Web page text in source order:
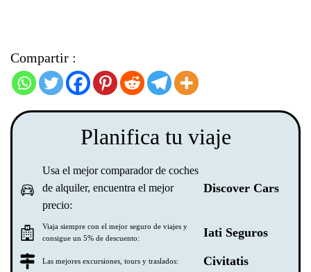
Compartir :
Planifica tu viaje
Usa el mejor comparador de coches
de alquiler, encuentra el mejor
precio:
Discover Cars
Viaja siempre con el mejor seguro de viajes y
consigue un 5% de descuento:
Iati Seguros
Las mejores excursiones, tours y traslados: Civitatis